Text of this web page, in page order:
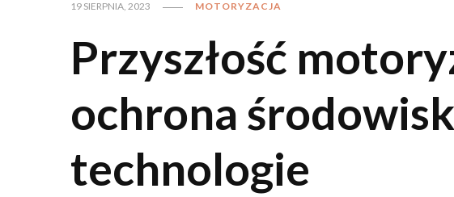
19 SIERPNIA, 2023 MOTORYZACJA
Przyszłość
ochrona
technologie